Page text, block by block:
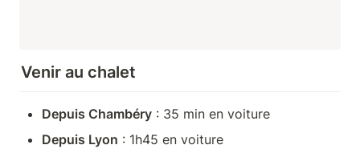
Venir au chalet
Depuis Chambéry : 35 min en voiture
Depuis Lyon : 1h45 en voiture